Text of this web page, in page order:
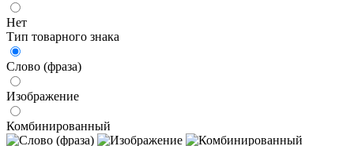
Нет
Тип товарного знака
Слово (фраза)
Изображение
Комбинированный